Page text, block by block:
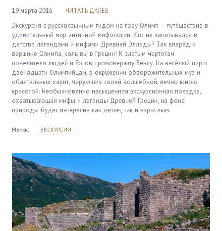
19 марта 2016
ЧИТАТЬ ДАЛЕЕ
Экскурсия с русскоязычным гидом на гору Олимп – путешествие в
удивительный мир античной мифологии. Кто не зачитывался в
детстве легендами и мифами Древней Эллады? Так вперёд к
вершине Олимпа, коль вы в Греции! К златым чертогам
повелителя людей и Богов, громовержцу Зевсу. На весёлый пир к
двенадцати Олимпийцам, в окружении обворожительных муз и
обаятельных харит, чарующих своей волшебной, вечно юною
красотой. Необыкновенно насыщенная экскурсионная поездка,
охватывающая мифы и легенды Древней Греции, на фоне
природы будет интересна как детям, так и взрослым.
Метки: ЭКСКУРСИИ